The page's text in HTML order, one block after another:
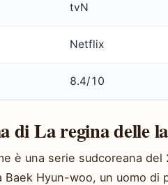
tvN
Netflix
8.4/10
di La regina delle
è una serie sudcoreana
Baek Hyun-woo, un uomo di